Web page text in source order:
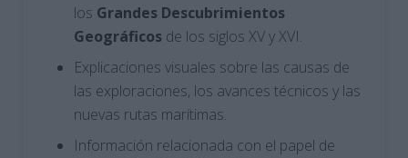
los Grandes Descubrimientos
Geográficos de los siglos XV y XVI.
Explicaciones visuales sobre las causas de
las exploraciones, los avances técnicos y las
nuevas rutas marítimas.
Información relacionada con el papel de